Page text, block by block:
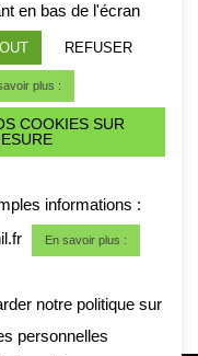
NOS
DE CRISE CYBER
en bas de l'écran
REFUSER
plus :
COOKIES SUR
informations :
En savoir plus :
notre politique sur
personnelles